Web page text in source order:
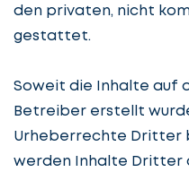
den privaten, nicht
gestattet.
Soweit die Inhalte auf
Betreiber erstellt
Urheberrechte Dritter
werden Inhalte Dritter
Fall
Sie
uns
beginnen